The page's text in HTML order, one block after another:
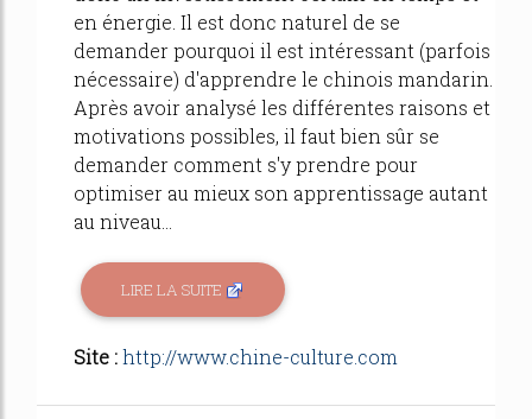
en énergie. Il est donc naturel de se
demander pourquoi il est intéressant (parfois
nécessaire) d'apprendre le chinois mandarin.
Après avoir analysé les différentes raisons et
motivations possibles, il faut bien sûr se
demander comment s'y prendre pour
optimiser au mieux son apprentissage autant
au niveau...
LIRE LA SUITE
Site :http://www.chine-culture.com